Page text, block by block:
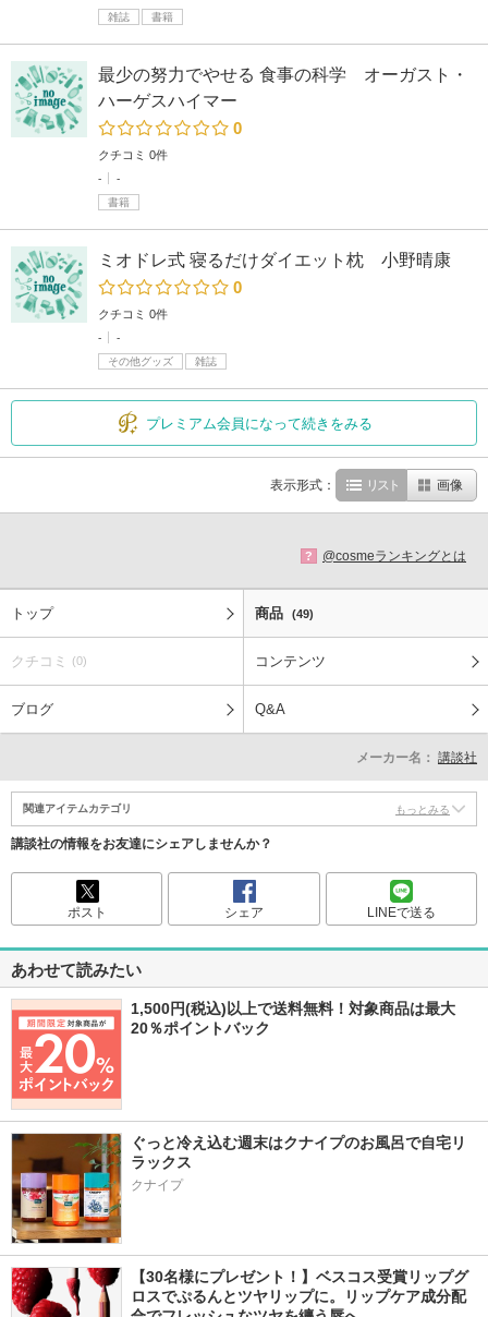
雑誌
書籍
最少の努力でやせる 食事の科学 オーガスト・
ハーゲスハイマー
0
クチコミ 0件
-
-
書籍
ミオドレ式 寝るだけダイエット枕 小野晴康
0
クチコミ 0件
-
-
その他グッズ
雑誌
プレミアム会員になって続きをみる
表示形式： リスト 画像
? @cosmeランキングとは
トップ 商品 (49)
クチコミ (0) コンテンツ
ブログ Q&A
メーカー名： 講談社
関連アイテムカテゴリ もっとみる
講談社の情報をお友達にシェアしませんか？
ポスト シェア LINEで送る
あわせて読みたい
1,500円(税込)以上で送料無料！対象商品は最大
20％ポイントバック
ぐっと冷え込む週末はクナイプのお風呂で自宅リ
ラックス
クナイプ
【30名様にプレゼント！】ベスコス受賞リップグ
ロスでぷるんとツヤリップに。リップケア成分配